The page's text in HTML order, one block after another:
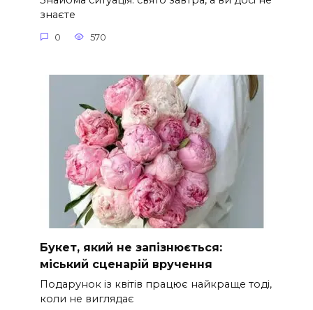
знаєте
0 570
Букет, який не запізнюється:
міський сценарій вручення
Подарунок із квітів працює найкраще тоді,
коли не виглядає